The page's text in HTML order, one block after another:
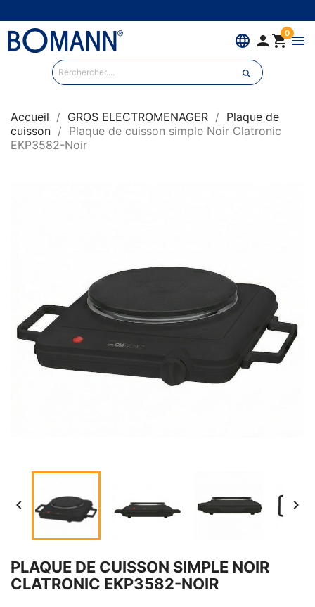
language  0menu

Accueil GROS ELECTROMENAGER
Plaque de
cuisson
Plaque de cuisson simple Noir Clatronic
EKP3582-Noir
 
PLAQUE DE CUISSON SIMPLE NOIR
CLATRONIC EKP3582-NOIR